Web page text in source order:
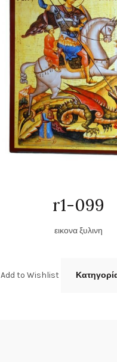
r1-099
εικονα ξυλινη
Add to Wishlist